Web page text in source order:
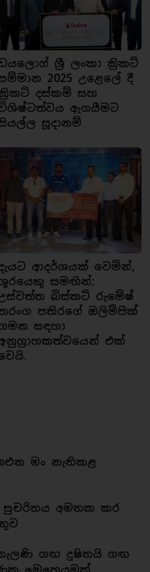
ශ්‍රී ලංකා ක්‍රිකට්
2025 උළෙලේ දී
දස්කම් සහ
ඇගයීමට
සූදානම්
ආදර්ශයක් වෙමින්,
සමඟින්:
බිස්කට් රුමේෂ්
පතිරගේ ඔලිම්පික්
සඳහා
එක්
මං නැතිකළ
සුචරිතය අමතක කර
ගඟ දුෂිතයි ගඟ
මෙහෙයුමක්